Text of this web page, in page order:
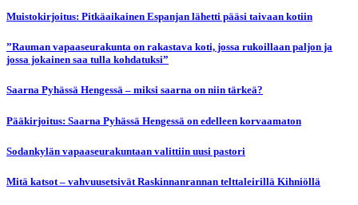
Muistokirjoitus: Pitkäaikainen Espanjan lähetti pääsi taivaan kotiin
”Rauman vapaaseurakunta on rakastava koti, jossa rukoillaan paljon ja
jossa jokainen saa tulla kohdatuksi”
Saarna Pyhässä Hengessä – miksi saarna on niin tärkeä?
Pääkirjoitus: Saarna Pyhässä Hengessä on edelleen korvaamaton
Sodankylän vapaaseurakuntaan valittiin uusi pastori
Mitä katsot – vahvuusetsivät Raskinnanrannan telttaleirillä Kihniöllä